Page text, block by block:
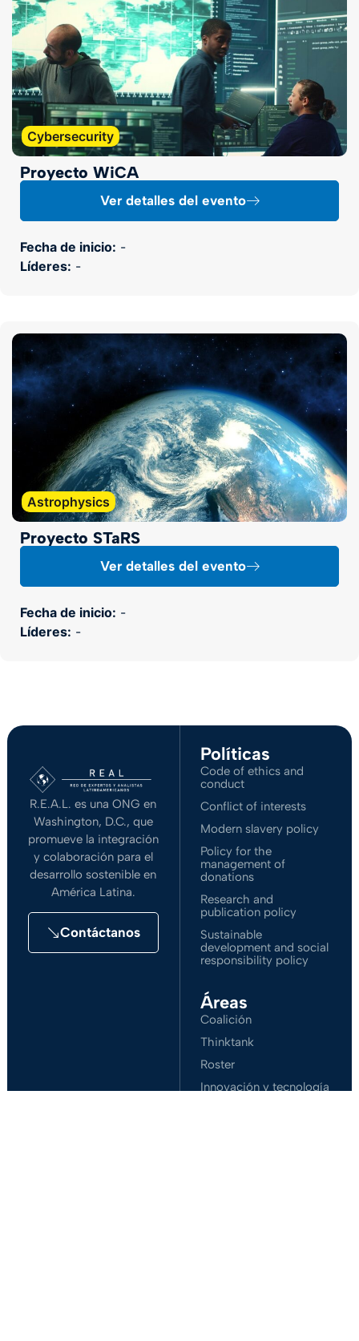
Cybersecurity
Proyecto WiCA
Ver detalles del evento
Fecha de inicio: -
Líderes: -
Astrophysics
Proyecto STaRS
Ver detalles del evento
Fecha de inicio: -
Líderes: -
R.E.A.L. es una ONG en
Washington, D.C., que
promueve la integración
y colaboración para el
desarrollo sostenible en
América Latina.
Contáctanos
Políticas
Code of ethics and
conduct
Conflict of interests
Modern slavery policy
Policy for the
management of
donations
Research and
publication policy
Sustainable
development and social
responsibility policy
Áreas
Coalición
Thinktank
Roster
Innovación y tecnología